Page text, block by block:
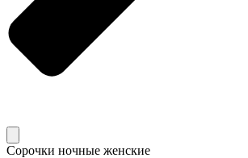
Сорочки ночные женские